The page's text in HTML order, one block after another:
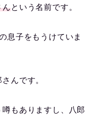
んという名前です。
息子をもうけていま
んです。
もありますし、八郎